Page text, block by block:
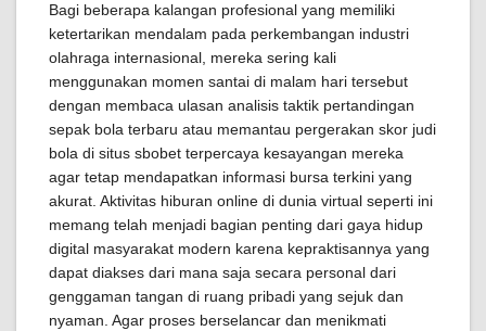
Bagi beberapa kalangan profesional yang memiliki
ketertarikan mendalam pada perkembangan industri
olahraga internasional, mereka sering kali
menggunakan momen santai di malam hari tersebut
dengan membaca ulasan analisis taktik pertandingan
sepak bola terbaru atau memantau pergerakan skor judi
bola di situs sbobet terpercaya kesayangan mereka
agar tetap mendapatkan informasi bursa terkini yang
akurat. Aktivitas hiburan online di dunia virtual seperti ini
memang telah menjadi bagian penting dari gaya hidup
digital masyarakat modern karena kepraktisannya yang
dapat diakses dari mana saja secara personal dari
genggaman tangan di ruang pribadi yang sejuk dan
nyaman. Agar proses berselancar dan menikmati